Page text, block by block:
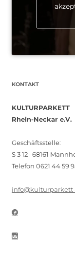
KONTAKT
KULTURPARKETT
Rhein-Neckar e.V.
Geschäftsstelle:
S 3 12 · 68161
Telefon 0621 44 59